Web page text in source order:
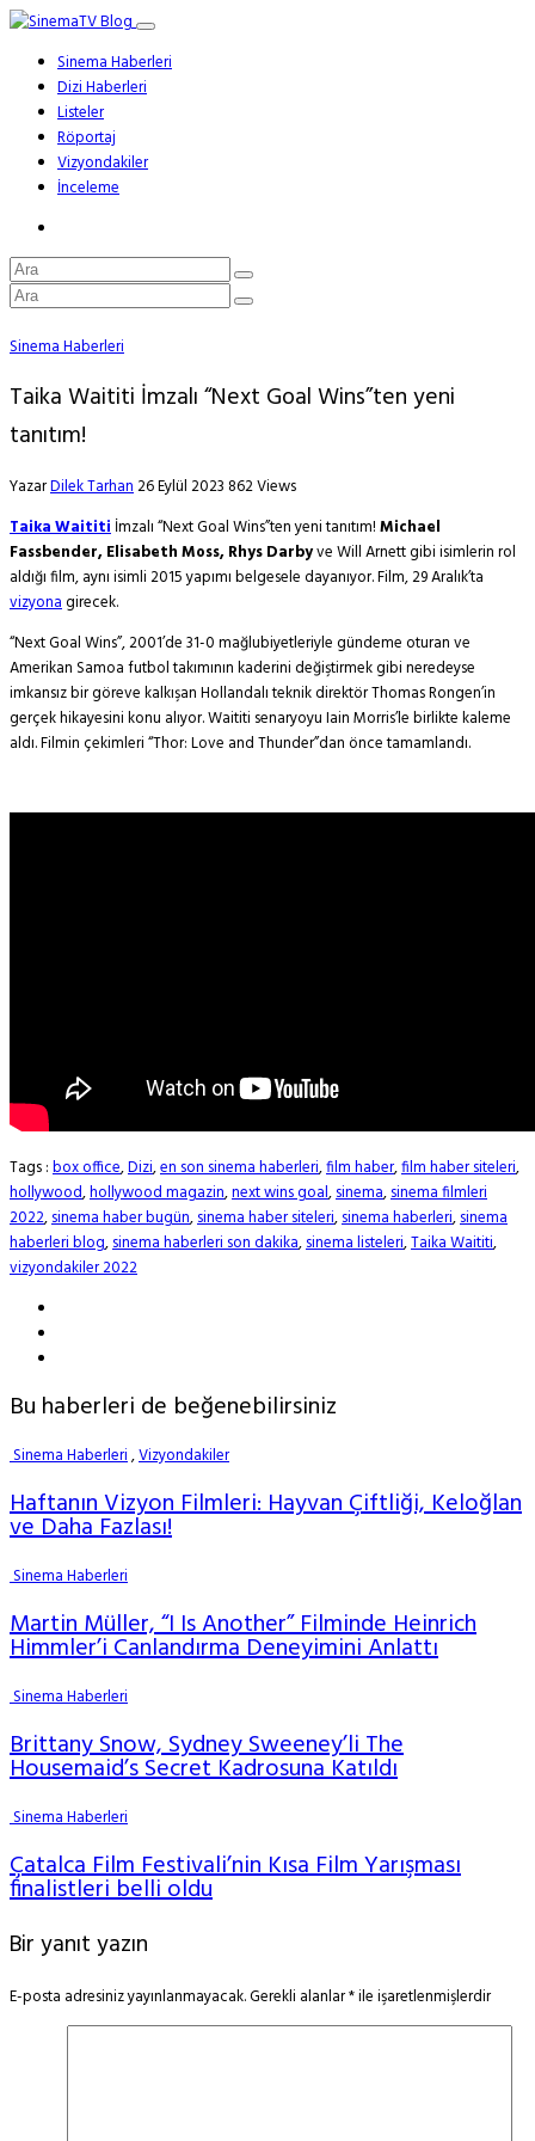
Sinema Haberleri
Dizi Haberleri
Listeler
Röportaj
Vizyondakiler
İnceleme
Sinema Haberleri
Taika Waititi İmzalı “Next Goal Wins”ten yeni
tanıtım!
YazarDilek Tarhan26 Eylül 2023 862 Views
Taika Waititiİmzalı “Next Goal Wins”ten yeni tanıtım!Michael
Fassbender, Elisabeth Moss, Rhys Darbyve Will Arnett gibi isimlerin rol
aldığı film, aynı isimli 2015 yapımı belgesele dayanıyor. Film, 29 Aralık’ta
vizyonagirecek.
“Next Goal Wins”, 2001’de 31-0 mağlubiyetleriyle gündeme oturan ve
Amerikan Samoa futbol takımının kaderini değiştirmek gibi neredeyse
imkansız bir göreve kalkışan Hollandalı teknik direktör Thomas Rongen’in
gerçek hikayesini konu alıyor. Waititi senaryoyu Iain Morris’le birlikte kaleme
aldı. Filmin çekimleri “Thor: Love and Thunder”dan önce tamamlandı.
Tags :box office,Dizi,en son sinema haberleri,film haber,film haber siteleri,
hollywood,hollywood magazin,next wins goal,sinema,sinema filmleri
2022,sinema haber bugün,sinema haber siteleri,sinema haberleri,sinema
haberleri blog,sinema haberleri son dakika,sinema listeleri,Taika Waititi,
vizyondakiler 2022
Bu haberleri de beğenebilirsiniz
Sinema Haberleri,Vizyondakiler
Haftanın Vizyon Filmleri: Hayvan Çiftliği, Keloğlan
ve Daha Fazlası!
Sinema Haberleri
Martin Müller, “I Is Another” Filminde Heinrich
Himmler’i Canlandırma Deneyimini Anlattı
Sinema Haberleri
Brittany Snow, Sydney Sweeney’li The
Housemaid’s Secret Kadrosuna Katıldı
Sinema Haberleri
Çatalca Film Festivali’nin Kısa Film Yarışması
finalistleri belli oldu
Bir yanıt yazın
E-posta adresiniz yayınlanmayacak.Gerekli alanlar*ile işaretlenmişlerdir